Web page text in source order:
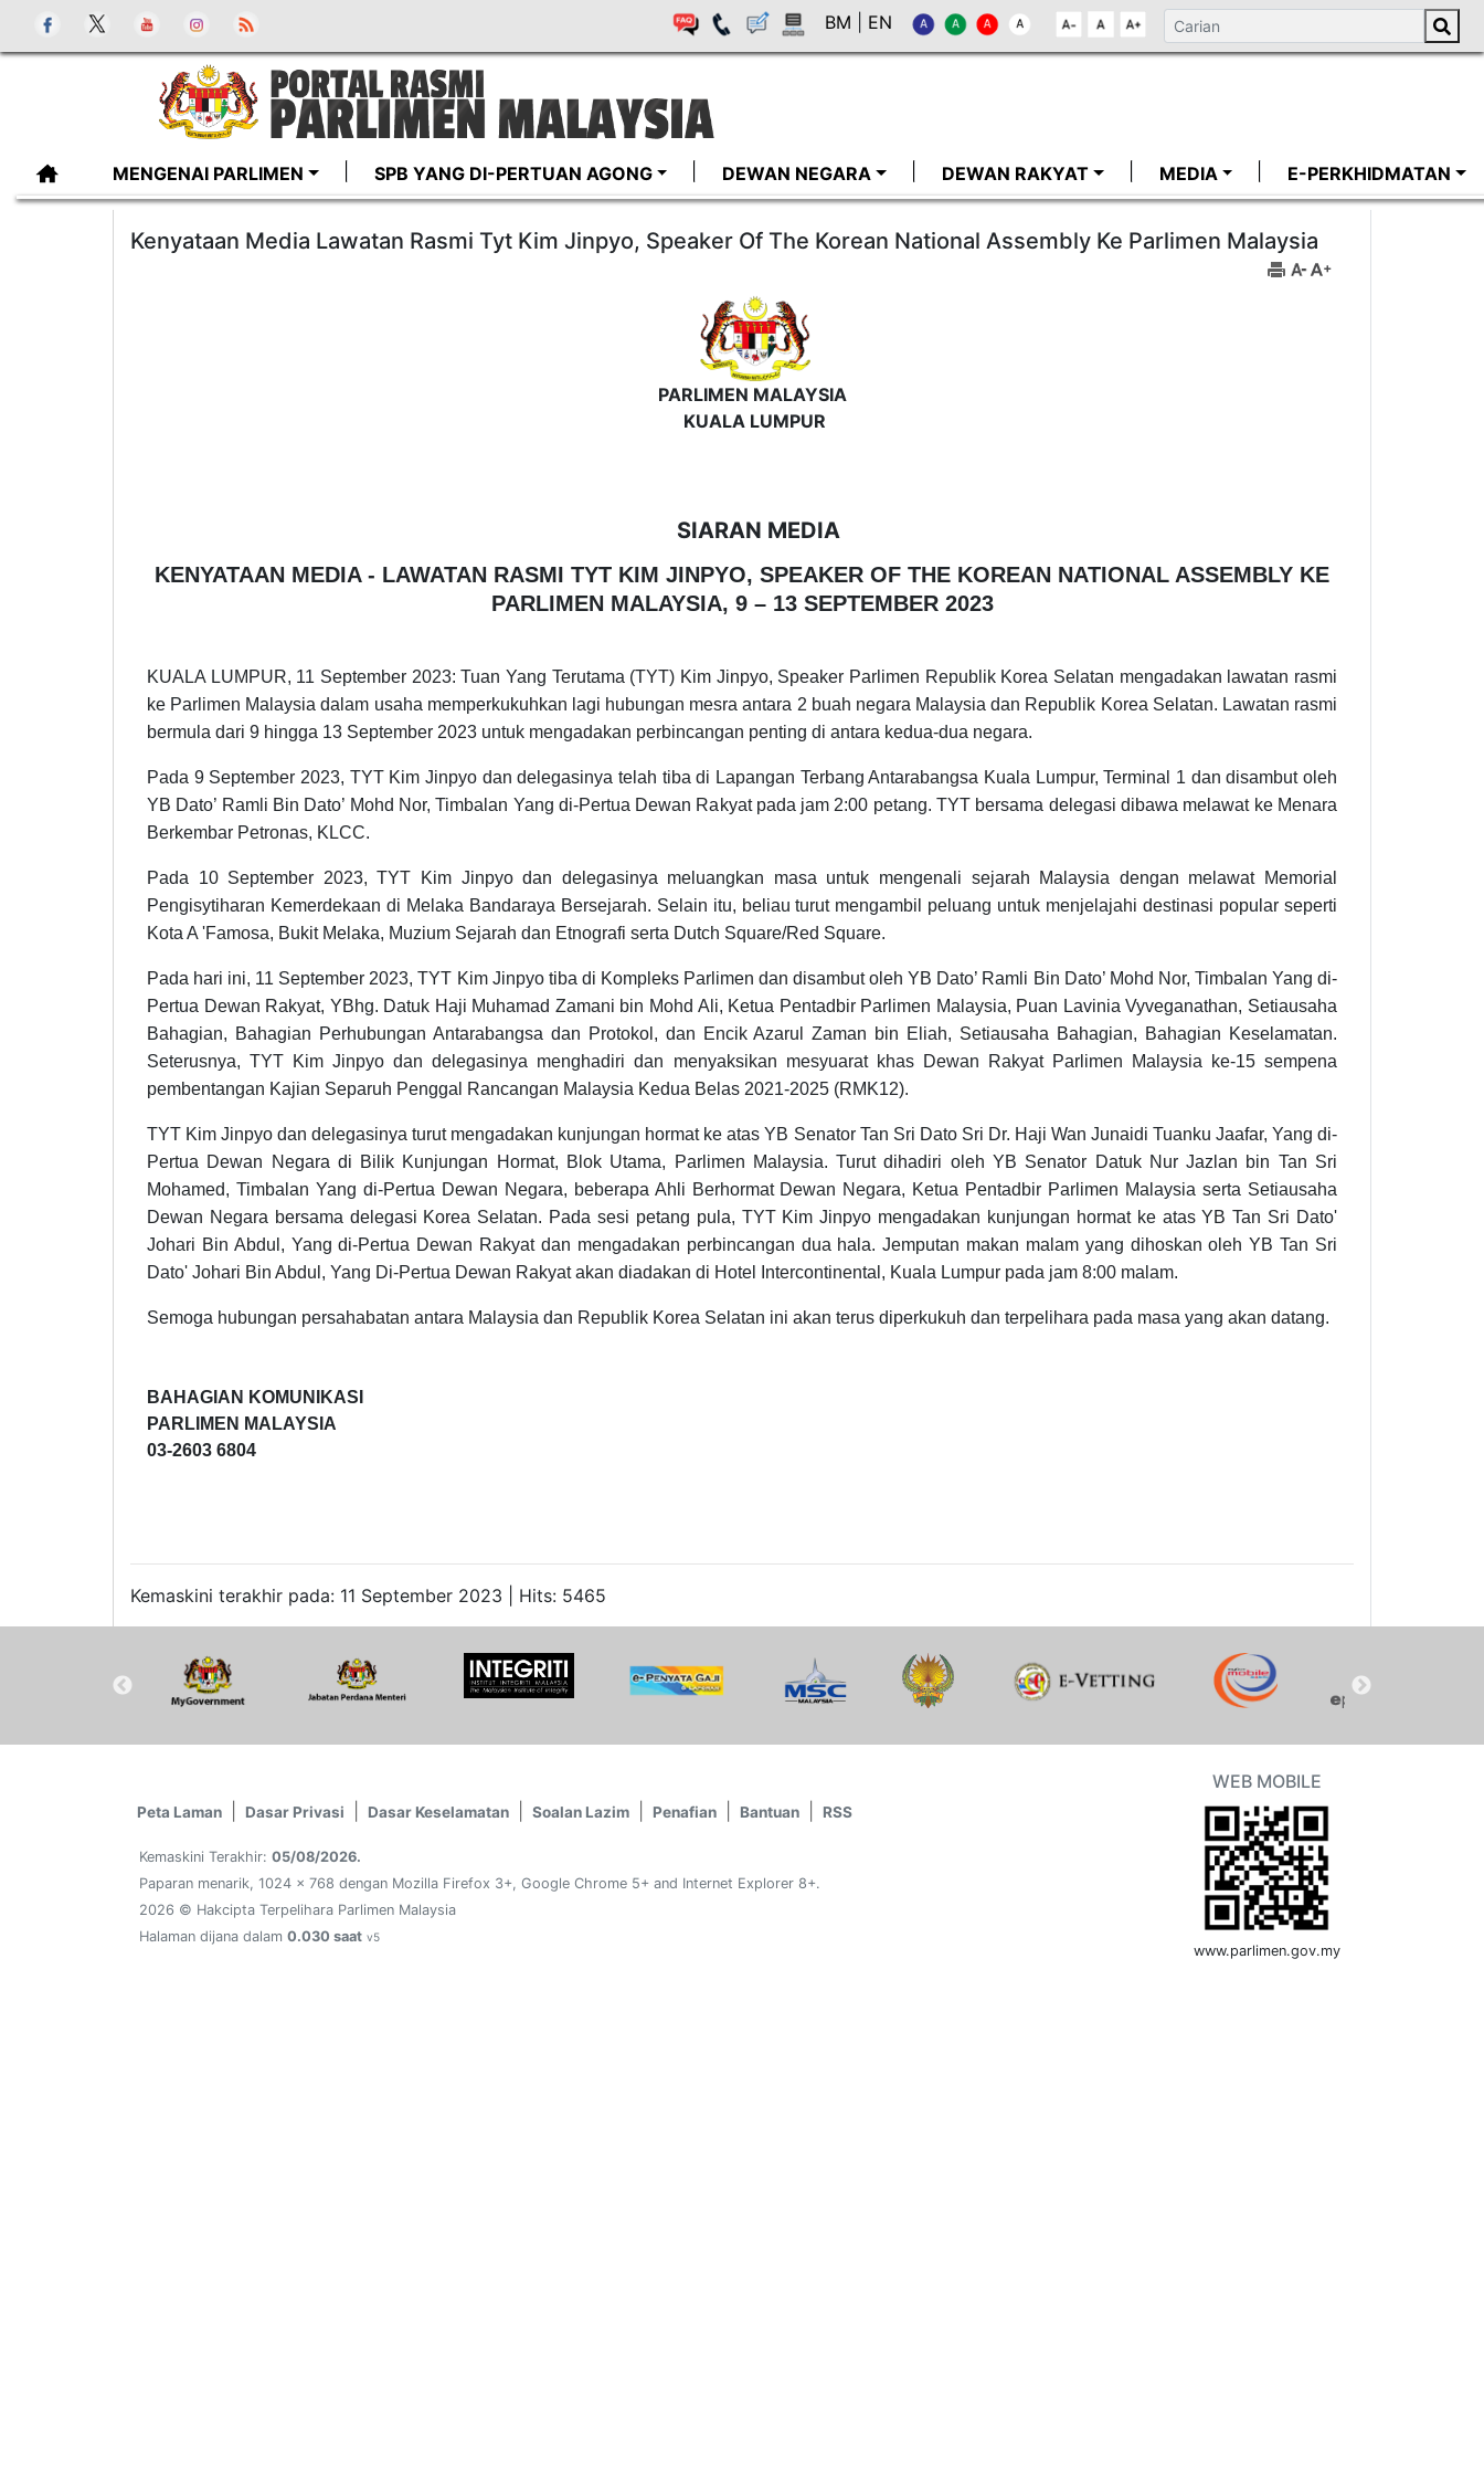
BM EN
MENGENAI PARLIMEN SPB YANG DI-PERTUAN AGONG DEWAN NEGARA DEWAN RAKYAT MEDIA E-PERKHIDMATAN
Kenyataan Media Lawatan Rasmi Tyt Kim Jinpyo, Speaker Of The Korean National Assembly Ke Parlimen Malaysia
PARLIMEN MALAYSIA
KUALA LUMPUR
SIARAN MEDIA
KENYATAAN MEDIA - LAWATAN RASMI TYT KIM JINPYO, SPEAKER OF THE KOREAN NATIONAL ASSEMBLY KE
PARLIMEN MALAYSIA, 9 – 13 SEPTEMBER 2023
KUALA LUMPUR, 11 September 2023: Tuan Yang Terutama (TYT) Kim Jinpyo, Speaker Parlimen Republik Korea Selatan mengadakan lawatan rasmi
ke Parlimen Malaysia dalam usaha memperkukuhkan lagi hubungan mesra antara 2 buah negara Malaysia dan Republik Korea Selatan. Lawatan rasmi
bermula dari 9 hingga 13 September 2023 untuk mengadakan perbincangan penting di antara kedua-dua negara.
Pada 9 September 2023, TYT Kim Jinpyo dan delegasinya telah tiba di Lapangan Terbang Antarabangsa Kuala Lumpur, Terminal 1 dan disambut oleh
YB Dato’ Ramli Bin Dato’ Mohd Nor, Timbalan Yang di-Pertua Dewan Rakyat pada jam 2:00 petang. TYT bersama delegasi dibawa melawat ke Menara
Berkembar Petronas, KLCC.
Pada 10 September 2023, TYT Kim Jinpyo dan delegasinya meluangkan masa untuk mengenali sejarah Malaysia dengan melawat Memorial
Pengisytiharan Kemerdekaan di Melaka Bandaraya Bersejarah. Selain itu, beliau turut mengambil peluang untuk menjelajahi destinasi popular seperti
Kota A 'Famosa, Bukit Melaka, Muzium Sejarah dan Etnografi serta Dutch Square/Red Square.
Pada hari ini, 11 September 2023, TYT Kim Jinpyo tiba di Kompleks Parlimen dan disambut oleh YB Dato’ Ramli Bin Dato’ Mohd Nor, Timbalan Yang di-
Pertua Dewan Rakyat, YBhg. Datuk Haji Muhamad Zamani bin Mohd Ali, Ketua Pentadbir Parlimen Malaysia, Puan Lavinia Vyveganathan, Setiausaha
Bahagian, Bahagian Perhubungan Antarabangsa dan Protokol, dan Encik Azarul Zaman bin Eliah, Setiausaha Bahagian, Bahagian Keselamatan.
Seterusnya, TYT Kim Jinpyo dan delegasinya menghadiri dan menyaksikan mesyuarat khas Dewan Rakyat Parlimen Malaysia ke-15 sempena
pembentangan Kajian Separuh Penggal Rancangan Malaysia Kedua Belas 2021-2025 (RMK12).
TYT Kim Jinpyo dan delegasinya turut mengadakan kunjungan hormat ke atas YB Senator Tan Sri Dato Sri Dr. Haji Wan Junaidi Tuanku Jaafar, Yang di-
Pertua Dewan Negara di Bilik Kunjungan Hormat, Blok Utama, Parlimen Malaysia. Turut dihadiri oleh YB Senator Datuk Nur Jazlan bin Tan Sri
Mohamed, Timbalan Yang di-Pertua Dewan Negara, beberapa Ahli Berhormat Dewan Negara, Ketua Pentadbir Parlimen Malaysia serta Setiausaha
Dewan Negara bersama delegasi Korea Selatan. Pada sesi petang pula, TYT Kim Jinpyo mengadakan kunjungan hormat ke atas YB Tan Sri Dato'
Johari Bin Abdul, Yang di-Pertua Dewan Rakyat dan mengadakan perbincangan dua hala. Jemputan makan malam yang dihoskan oleh YB Tan Sri
Dato' Johari Bin Abdul, Yang Di-Pertua Dewan Rakyat akan diadakan di Hotel Intercontinental, Kuala Lumpur pada jam 8:00 malam.
Semoga hubungan persahabatan antara Malaysia dan Republik Korea Selatan ini akan terus diperkukuh dan terpelihara pada masa yang akan datang.
BAHAGIAN KOMUNIKASI
PARLIMEN MALAYSIA
03-2603 6804
Kemaskini terakhir pada: 11 September 2023 | Hits: 5465
Peta Laman Dasar Privasi Dasar Keselamatan Soalan Lazim Penafian Bantuan RSS
Kemaskini Terakhir: 05/08/2026.
Paparan menarik, 1024 x 768 dengan Mozilla Firefox 3+, Google Chrome 5+ and Internet Explorer 8+.
2026 © Hakcipta Terpelihara Parlimen Malaysia
Halaman dijana dalam 0.030 saat v5
WEB MOBILE
www.parlimen.gov.my